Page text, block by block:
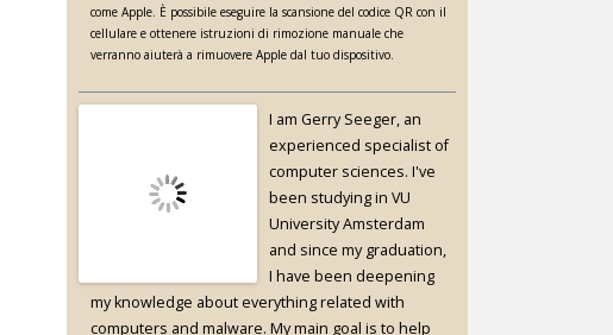
come Apple. È possibile eseguire la scansione del codice QR con il
cellulare e ottenere istruzioni di rimozione manuale che
verranno aiuterà a rimuovere Apple dal tuo dispositivo.
I am Gerry Seeger, an
experienced specialist of
computer sciences. I've
been studying in VU
University Amsterdam
and since my graduation,
I have been deepening
my knowledge about everything related with
computers and malware. My main goal is to help